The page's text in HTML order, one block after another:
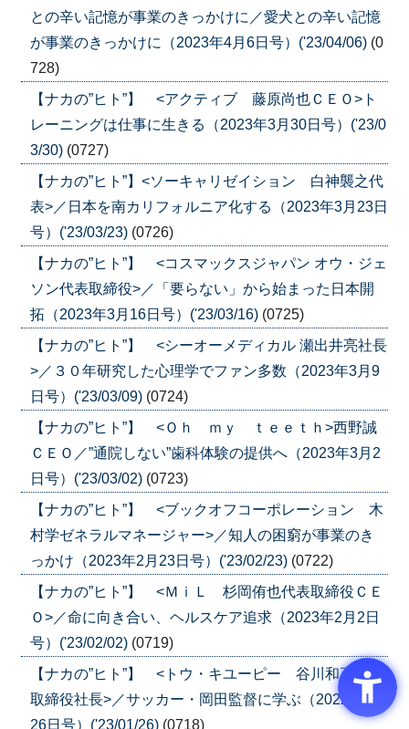
との辛い記憶が事業のきっかけに／愛犬との辛い記憶
が事業のきっかけに（2023年4月6日号）('23/04/06) (0
728)
【ナカの”ヒト”】 <アクティブ 藤原尚也ＣＥＯ>ト
レーニングは仕事に生きる（2023年3月30日号）('23/0
3/30) (0727)
【ナカの”ヒト”】<ソーキャリゼイション 白神襲之代
表>／日本を南カリフォルニア化する（2023年3月23日
号）('23/03/23) (0726)
【ナカの”ヒト”】 <コスマックスジャパン オウ・ジェ
ソン代表取締役>／「要らない」から始まった日本開
拓（2023年3月16日号）('23/03/16) (0725)
【ナカの”ヒト”】 <シーオーメディカル 瀬出井亮社長
>／３０年研究した心理学でファン多数（2023年3月9
日号）('23/03/09) (0724)
【ナカの”ヒト”】 <Ｏｈ ｍｙ ｔｅｅｔｈ>西野誠
ＣＥＯ／”通院しない”歯科体験の提供へ（2023年3月2
日号）('23/03/02) (0723)
【ナカの”ヒト”】 <ブックオフコーポレーション 木
村学ゼネラルマネージャー>／知人の困窮が事業のき
っかけ（2023年2月23日号）('23/02/23) (0722)
【ナカの”ヒト”】 <ＭｉＬ 杉岡侑也代表取締役ＣＥ
Ｏ>／命に向き合い、ヘルスケア追求（2023年2月2日
号）('23/02/02) (0719)
【ナカの”ヒト”】 <トウ・キユーピー 谷川和正代表
取締役社長>／サッカー・岡田監督に学ぶ（2022年1月
26日号）('23/01/26) (0718)